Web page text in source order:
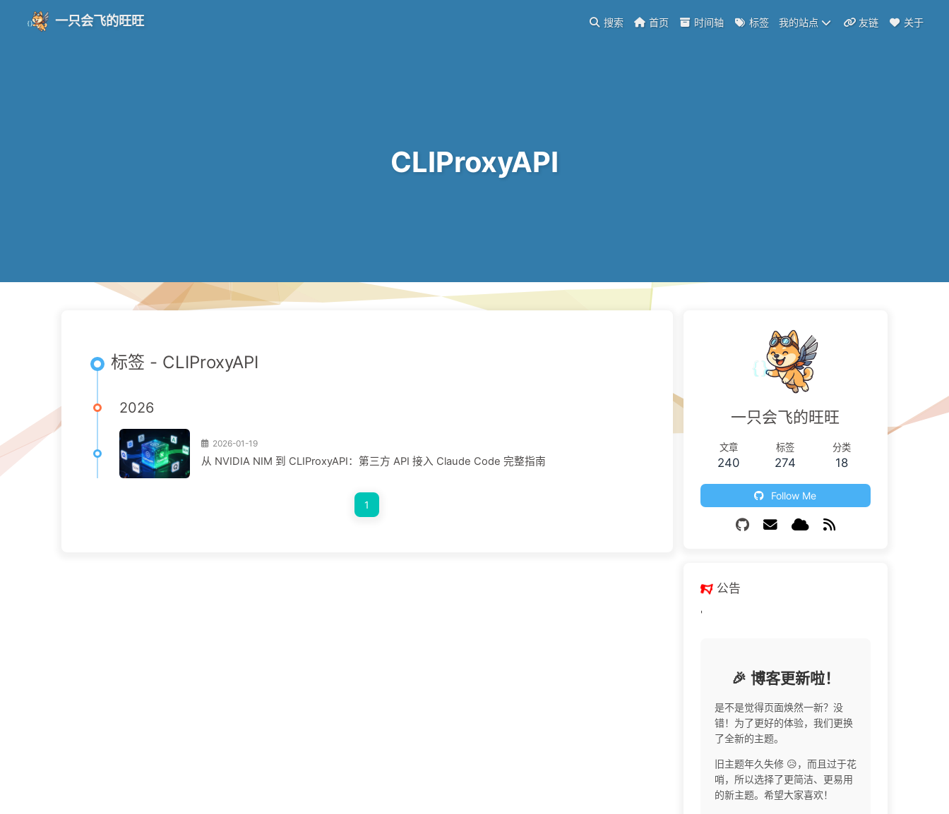
一只会飞的旺旺 搜索 首页 时间轴 标签 我的站点 友链 关于
CLIProxyAPI
标签 - CLIProxyAPI
2026
2026-01-19
从 NVIDIA NIM 到 CLIProxyAPI：第三方 API 接入 Claude Code 完整指南
1
一只会飞的旺旺
文章
240
标签
274
分类
18
Follow Me
公告
'
🎉 博客更新啦！
是不是觉得页面焕然一新？没
错！为了更好的体验，我们更换
了全新的主题。
旧主题年久失修 😥，而且过于花
哨，所以选择了更简洁、更易用
的新主题。希望大家喜欢！